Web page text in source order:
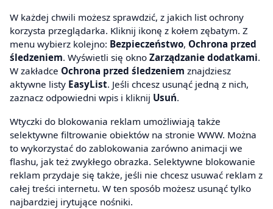
W każdej chwili możesz sprawdzić, z jakich list ochrony
korzysta przeglądarka. Kliknij ikonę z kołem zębatym. Z
menu wybierz kolejno: Bezpieczeństwo, Ochrona przed
śledzeniem. Wyświetli się okno Zarządzanie dodatkami.
W zakładce Ochrona przed śledzeniem znajdziesz
aktywne listy EasyList. Jeśli chcesz usunąć jedną z nich,
zaznacz odpowiedni wpis i kliknij Usuń.
Wtyczki do blokowania reklam umożliwiają także
selektywne filtrowanie obiektów na stronie WWW. Można
to wykorzystać do zablokowania zarówno animacji we
flashu, jak też zwykłego obrazka. Selektywne blokowanie
reklam przydaje się także, jeśli nie chcesz usuwać reklam z
całej treści internetu. W ten sposób możesz usunąć tylko
najbardziej irytujące nośniki.